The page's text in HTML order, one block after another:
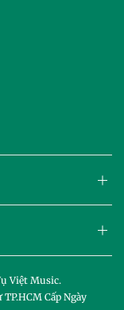
Việt Music.
Cấp Ngày